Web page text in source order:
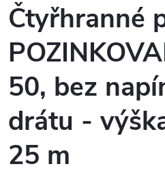
Čtyřhranné
50, bez
drátu -
25 m